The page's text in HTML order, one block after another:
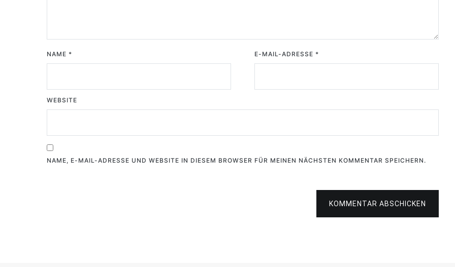
NAME * E-MAIL-ADRESSE *
WEBSITE
NAME, E-MAIL-ADRESSE UND WEBSITE IN DIESEM BROWSER FÜR MEINEN NÄCHSTEN KOMMENTAR SPEICHERN.
KOMMENTAR ABSCHICKEN